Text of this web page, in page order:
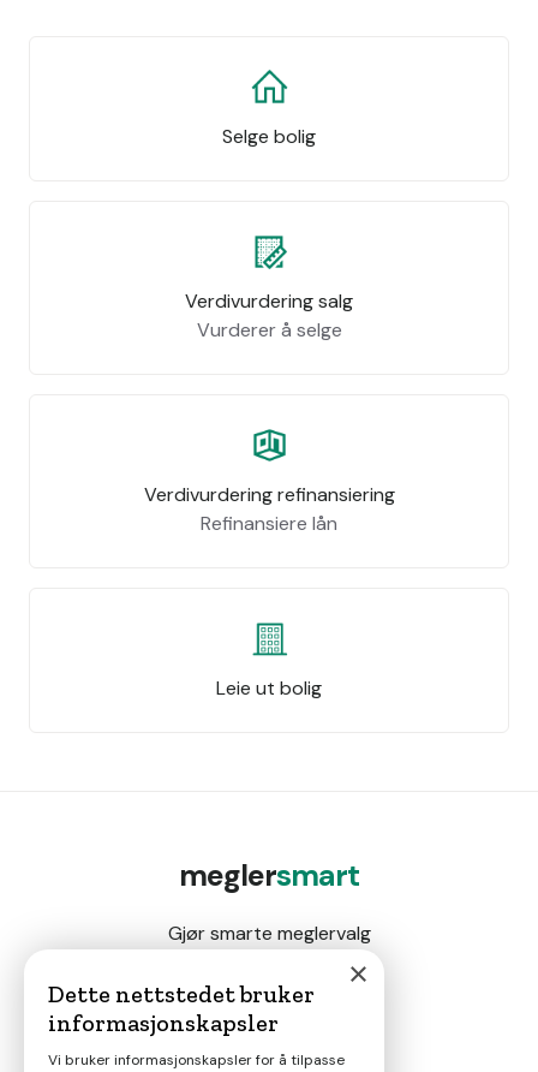
Selge bolig
Verdivurdering salg
Vurderer å selge
Verdivurdering refinansiering
Refinansiere lån
Leie ut bolig
meglersmart
Gjør smarte meglervalg
Magasin
×
Dette nettstedet bruker
informasjonskapsler
Vi bruker informasjonskapsler for å tilpasse